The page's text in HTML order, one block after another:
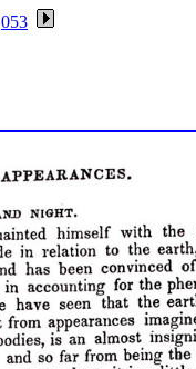
053